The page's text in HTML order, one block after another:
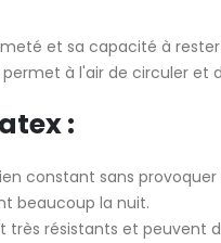
et sa capacité à
à l'air de circuler
:
constant sans provoquer
beaucoup la nuit.
très résistants et peuvent